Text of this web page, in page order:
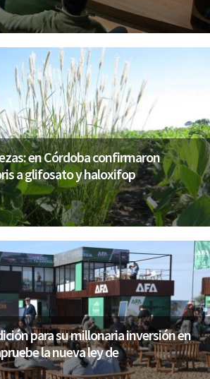
en Córdoba confirmaron
a glifosato y haloxifop
para su millonaria inversión en
la nueva ley de